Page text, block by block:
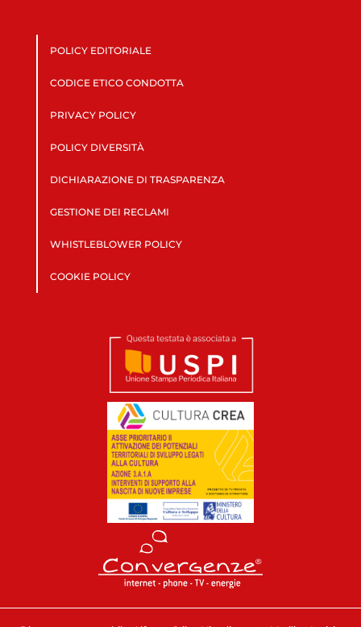
POLICY EDITORIALE
CODICE ETICO CONDOTTA
PRIVACY POLICY
POLICY DIVERSITÀ
DICHIARAZIONE DI TRASPARENZA
GESTIONE DEI RECLAMI
WHISTLEBLOWER POLICY
COOKIE POLICY